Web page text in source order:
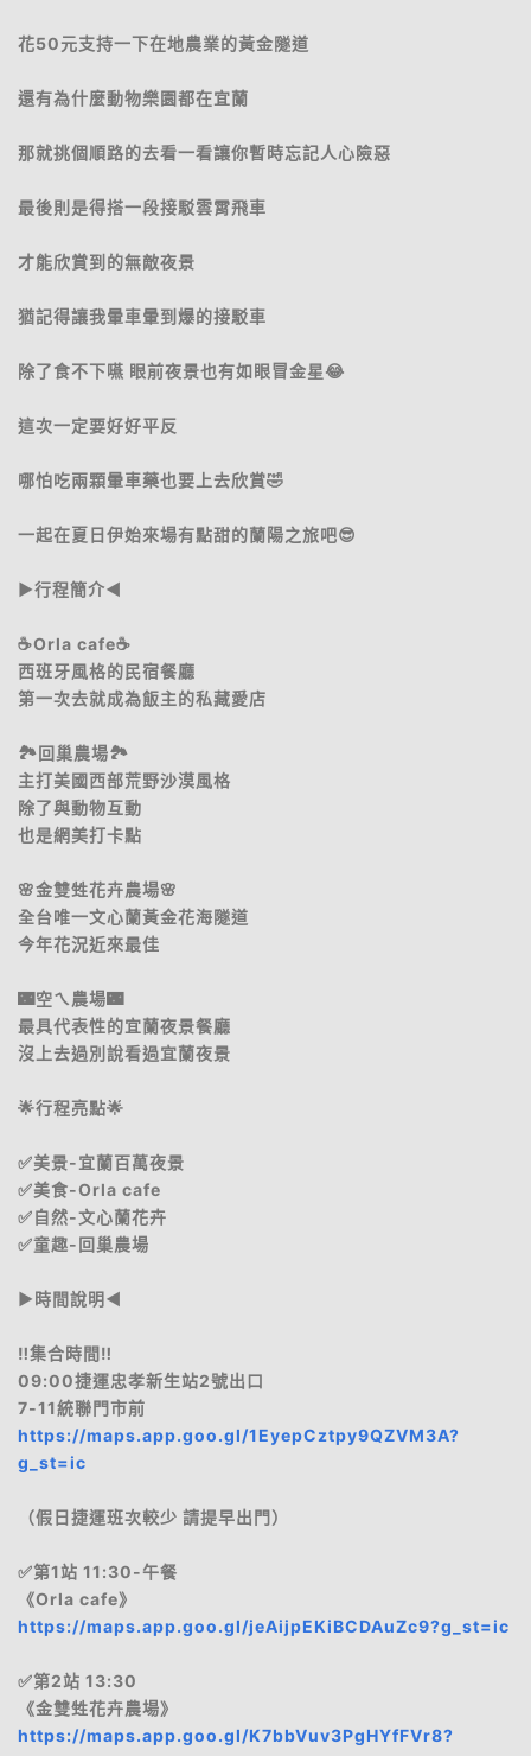
花50元支持一下在地農業的黃金隧道
還有為什麼動物樂園都在宜蘭
那就挑個順路的去看一看讓你暫時忘記人心險惡
最後則是得搭一段接駁雲霄飛車
才能欣賞到的無敵夜景
猶記得讓我暈車暈到爆的接駁車
除了食不下嚥 眼前夜景也有如眼冒金星😂
這次一定要好好平反
哪怕吃兩顆暈車藥也要上去欣賞🤣
一起在夏日伊始來場有點甜的蘭陽之旅吧😎
▶️行程簡介◀️
☕️Orla cafe☕️
西班牙風格的民宿餐廳
第一次去就成為飯主的私藏愛店
🏞️回巢農場🏞️
主打美國西部荒野沙漠風格
除了與動物互動
也是網美打卡點
🌸金雙甡花卉農場🌸
全台唯一文心蘭黃金花海隧道
今年花況近來最佳
🌃空ㄟ農場🌃
最具代表性的宜蘭夜景餐廳
沒上去過別說看過宜蘭夜景
🌟行程亮點🌟
✅美景-宜蘭百萬夜景
✅美食-Orla cafe
✅自然-文心蘭花卉
✅童趣-回巢農場
▶️時間說明◀️
‼️集合時間‼️
09:00捷運忠孝新生站2號出口
7-11統聯門市前
https://maps.app.goo.gl/1EyepCztpy9QZVM3A?
g_st=ic
（假日捷運班次較少 請提早出門）
✅第1站 11:30-午餐
《Orla cafe》
https://maps.app.goo.gl/jeAijpEKiBCDAuZc9?g_st=ic
✅第2站 13:30
《金雙甡花卉農場》
https://maps.app.goo.gl/K7bbVuv3PgHYfFVr8?